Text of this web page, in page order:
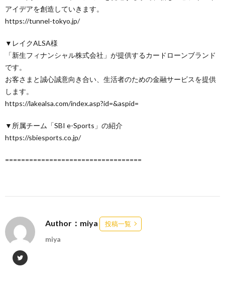
アイデアを創造していきます。
https://tunnel-tokyo.jp/
▼レイクALSA様
「新生フィナンシャル株式会社」が提供するカードローンブランド
です。
お客さまと誠心誠意向き合い、生活者のための金融サービスを提供
します。
https://lakealsa.com/index.asp?id=&aspid=
▼所属チーム「SBI e-Sports」の紹介
https://sbiesports.co.jp/
==================================
Author：miya 投稿一覧
miya